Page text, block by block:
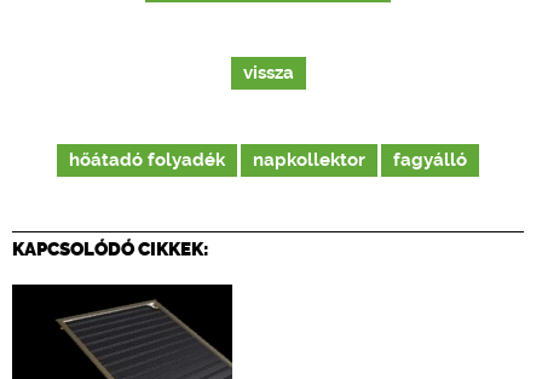
vissza
hőátadó folyadék napkollektor fagyálló
KAPCSOLÓDÓ CIKKEK: